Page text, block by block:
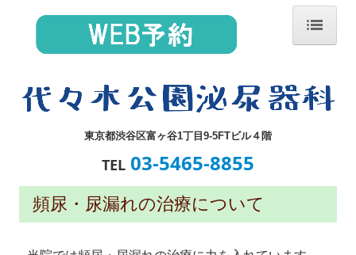
診療のながれ
気になる症状ございませんか？
代表的な疾患
頻尿・尿漏れの治療
東京都渋谷区富ヶ谷1丁目9-5FTビル４階
TEL 03-5465-8855
頻尿・尿漏れの治療について